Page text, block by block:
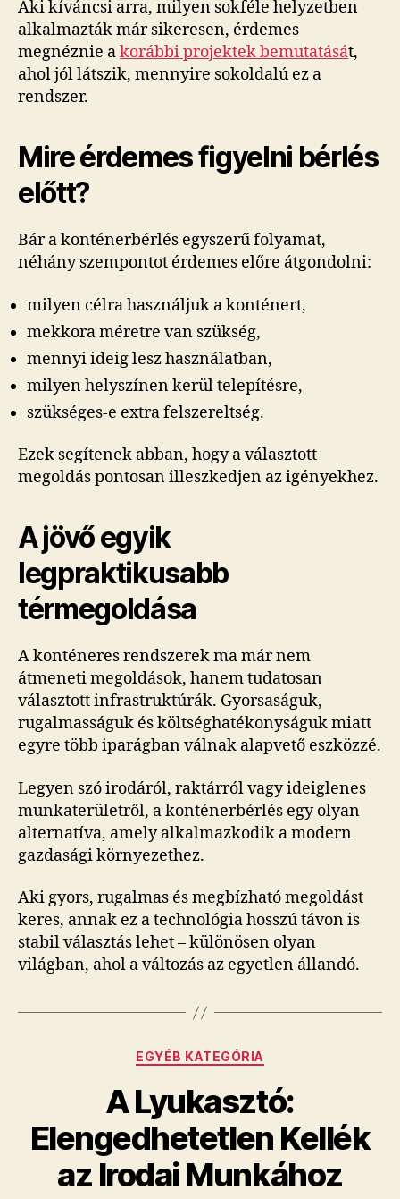
Aki kíváncsi arra, milyen sokféle helyzetben
alkalmazták már sikeresen, érdemes
megnéznie akorábbi projektek bemutatását,
ahol jól látszik, mennyire sokoldalú ez a
rendszer.
Mire érdemes figyelni bérlés
előtt?
Bár a konténerbérlés egyszerű folyamat,
néhány szempontot érdemes előre átgondolni:
milyen célra használjuk a konténert,
mekkora méretre van szükség,
mennyi ideig lesz használatban,
milyen helyszínen kerül telepítésre,
szükséges-e extra felszereltség.
Ezek segítenek abban, hogy a választott
megoldás pontosan illeszkedjen az igényekhez.
A jövő egyik
legpraktikusabb
térmegoldása
A konténeres rendszerek ma már nem
átmeneti megoldások, hanem tudatosan
választott infrastruktúrák. Gyorsaságuk,
rugalmasságuk és költséghatékonyságuk miatt
egyre több iparágban válnak alapvető eszközzé.
Legyen szó irodáról, raktárról vagy ideiglenes
munkaterületről, a konténerbérlés egy olyan
alternatíva, amely alkalmazkodik a modern
gazdasági környezethez.
Aki gyors, rugalmas és megbízható megoldást
keres, annak ez a technológia hosszú távon is
stabil választás lehet – különösen olyan
világban, ahol a változás az egyetlen állandó.
Kategóriák
EGYÉB KATEGÓRIA
A Lyukasztó:
Elengedhetetlen Kellék
az Irodai Munkához